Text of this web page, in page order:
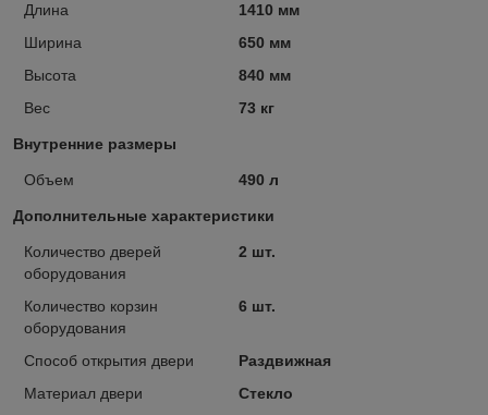
Длина
1410 мм
Ширина
650 мм
Высота
840 мм
Вес
73 кг
Внутренние размеры
Объем 490 л
Дополнительные характеристики
Количество дверей
оборудования
2 шт.
Количество корзин
оборудования
6 шт.
Способ открытия двери
Раздвижная
Материал двери
Стекло